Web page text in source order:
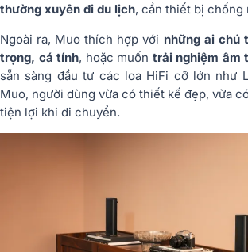
thường xuyên đi du lịch, cần thiết bị chống
Ngoài ra, Muo thích hợp với những ai chú
trọng, cá tính, hoặc muốn trải nghiệm âm
sẵn sàng đầu tư các loa HiFi cỡ lớn như
Muo, người dùng vừa có thiết kế đẹp, vừa
tiện lợi khi di chuyển.